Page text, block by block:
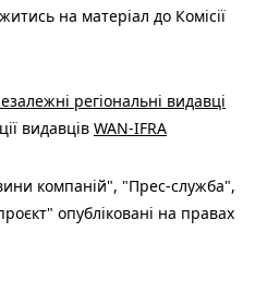
на матеріал до Комісії
регіональні видавці
видавців WAN-IFRA
компаній", "Прес-служба",
опубліковані на правах